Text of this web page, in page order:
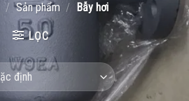
/ Sản phẩm / Bẫy hơi
LỌC